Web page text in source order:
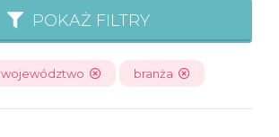
POKAŻ FILTRY
województwo branża